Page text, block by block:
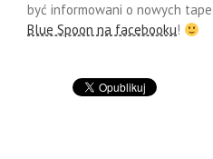
być informowani o nowych
Blue Spoon na facebooku!